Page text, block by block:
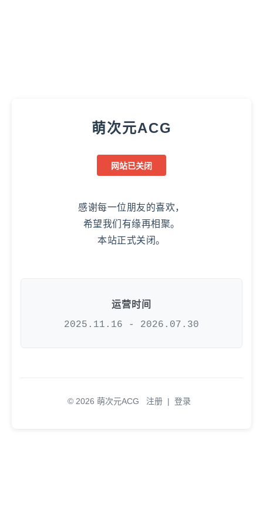
萌次元ACG
网站已关闭
感谢每一位朋友的喜欢，
希望我们有缘再相聚。
本站正式关闭。
运营时间
2025.11.16 - 2026.07.30
© 2026 萌次元ACG 注册 | 登录